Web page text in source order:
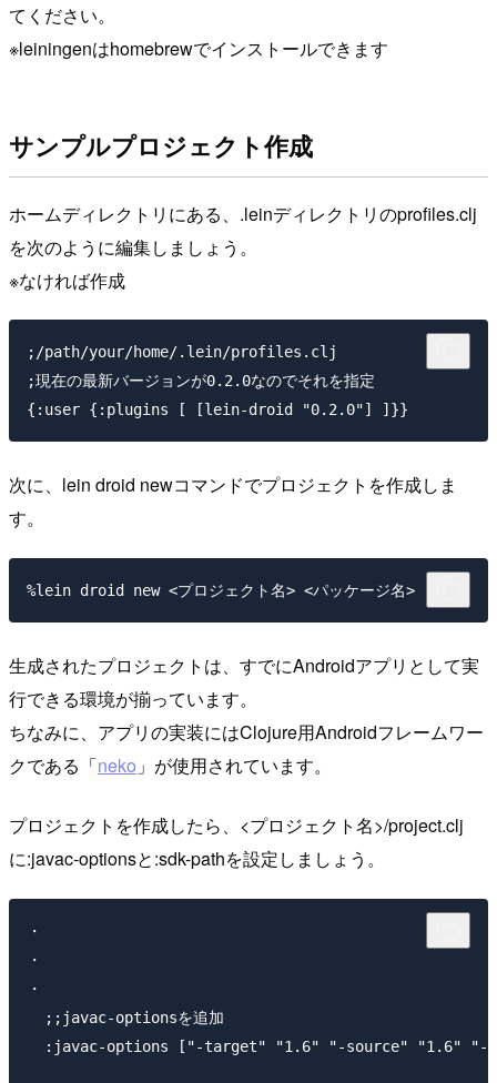
てください。
※leiningenはhomebrewでインストールできます
サンプルプロジェクト作成
ホームディレクトリにある、.leinディレクトリのprofiles.clj
を次のように編集しましょう。
※なければ作成
;/path/your/home/.lein/profiles.clj
;現在の最新バージョンが0.2.0なのでそれを指定
次に、lein droid newコマンドでプロジェクトを作成しま
す。
生成されたプロジェクトは、すでにAndroidアプリとして実
行できる環境が揃っています。
ちなみに、アプリの実装にはClojure用Androidフレームワー
クである「neko 」が使用されています。
プロジェクトを作成したら、<プロジェクト名>/project.clj
に:javac-optionsと:sdk-pathを設定しましょう。
・
・
・
  ;;javac-optionsを追加
:javac-options ["-target" "1.6" "-source" "1.6" "-